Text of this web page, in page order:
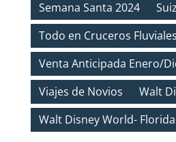
Semana Santa 2024
Todo en Cruceros
Venta Anticipada Enero/
Viajes de Novios
Walt
Walt Disney World- Florida